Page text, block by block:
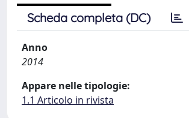
Scheda completa (DC)
Anno
2014
Appare nelle tipologie:
1.1 Articolo in rivista